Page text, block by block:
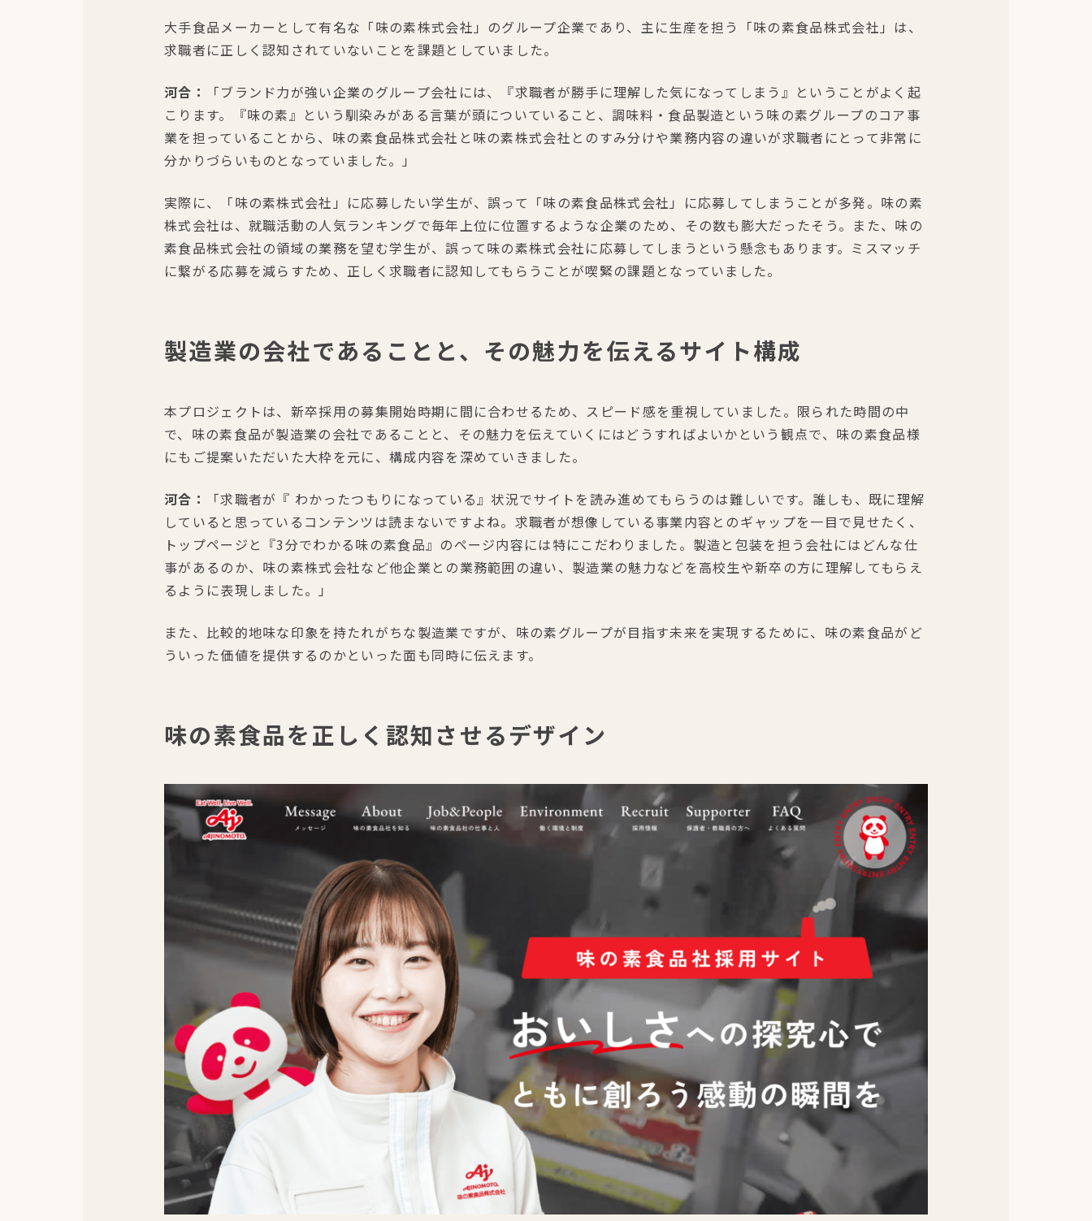
大手食品メーカーとして有名な「味の素株式会社」のグループ企業であり、主に生産を担う「味の素食品株式会社」は、
求職者に正しく認知されていないことを課題としていました。
河合：
「ブランド力が強い企業のグループ会社には、『求職者が勝手に理解した気になってしまう』ということがよく起
こります。『味の素』という馴染みがある言葉が頭についていること、調味料・食品製造という味の素グループのコア事
業を担っていることから、味の素食品株式会社と味の素株式会社とのすみ分けや業務内容の違いが求職者にとって非常に
分かりづらいものとなっていました。」
実際に、「味の素株式会社」に応募したい学生が、誤って「味の素食品株式会社」に応募してしまうことが多発。味の素
株式会社は、就職活動の人気ランキングで毎年上位に位置するような企業のため、その数も膨大だったそう。また、味の
素食品株式会社の領域の業務を望む学生が、誤って味の素株式会社に応募してしまうという懸念もあります。ミスマッチ
に繋がる応募を減らすため、正しく求職者に認知してもらうことが喫緊の課題となっていました。
製造業の会社であることと、その魅力を伝えるサイト構成
本プロジェクトは、新卒採用の募集開始時期に間に合わせるため、スピード感を重視していました。限られた時間の中
で、味の素食品が製造業の会社であることと、その魅力を伝えていくにはどうすればよいかという観点で、味の素食品様
にもご提案いただいた大枠を元に、構成内容を深めていきました。
河合：
「求職者が『 わかったつもりになっている』状況でサイトを読み進めてもらうのは難しいです。誰しも、既に理解
していると思っているコンテンツは読まないですよね。求職者が想像している事業内容とのギャップを一目で見せたく、
トップページと『3分でわかる味の素食品』のページ内容には特にこだわりました。製造と包装を担う会社にはどんな仕
事があるのか、味の素株式会社など他企業との業務範囲の違い、製造業の魅力などを高校生や新卒の方に理解してもらえ
るように表現しました。」
また、比較的地味な印象を持たれがちな製造業ですが、味の素グループが目指す未来を実現するために、味の素食品がど
ういった価値を提供するのかといった面も同時に伝えます。
味の素食品を正しく認知させるデザイン